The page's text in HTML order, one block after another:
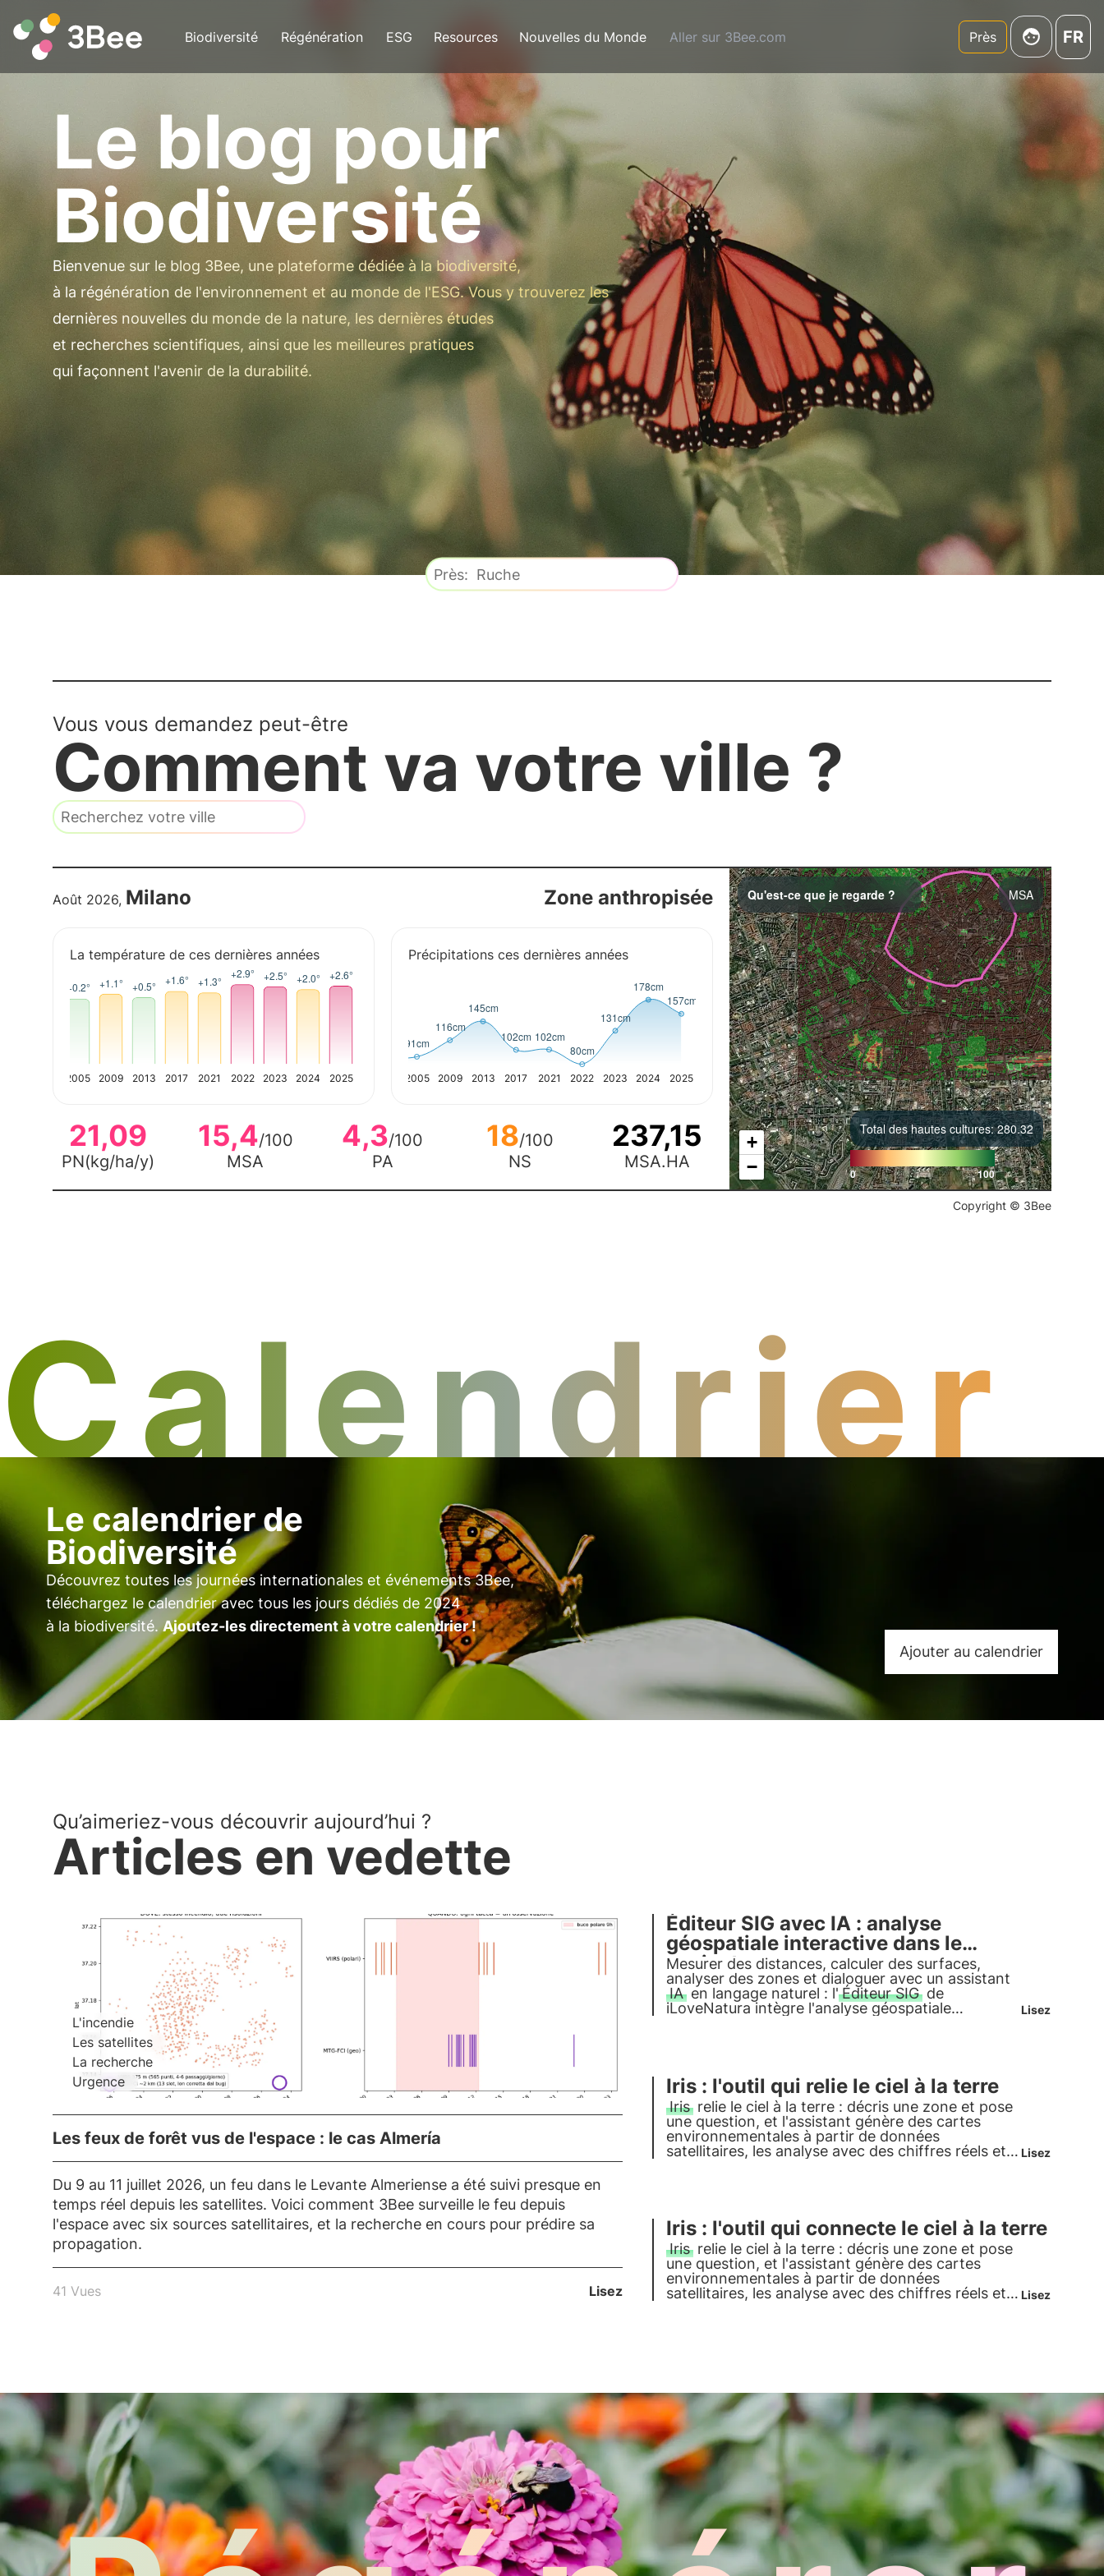
Biodiversité Régénération ESG Resources Nouvelles du Monde Aller sur 3Bee.com Près FR
Le blog pour
Biodiversité
Bienvenue sur le blog 3Bee, une plateforme dédiée à la biodiversité,
à la régénération de l'environnement et au monde de l'ESG. Vous y trouverez les
dernières nouvelles du monde de la nature, les dernières études
et recherches scientifiques, ainsi que les meilleures pratiques
qui façonnent l'avenir de la durabilité.
Vous vous demandez peut-être
Comment va votre ville ?
Août 2026, Milano Zone anthropisée
+
−
Qu'est-ce que je regarde ?
L'MSAc'est un indicateur
de l'intégrité de la
biodiversité, définie comme
l'abondance moyenne des
espèces d'origine par
rapport à leur abondance
dans des écosystèmes non
perturbés.
MSA
Total des hautes cultures: 280.32
0 100
La température de ces dernières années Précipitations ces dernières années
21,09
PN(kg/ha/y)
15,4/100
MSA
4,3/100
PA
18/100
NS
237,15
MSA.HA
Copyright © 3Bee
Calendrier
Le calendrier de
Biodiversité
Découvrez toutes les journées internationales et événements 3Bee,
téléchargez le calendrier avec tous les jours dédiés de 2024
à la biodiversité.Ajoutez-les directement à votre calendrier !
Ajouter au calendrier
Qu’aimeriez-vous découvrir aujourd’hui ?
Articles en vedette
L'incendie
Les satellites
La recherche
Urgence
Les feux de forêt vus de l'espace : le cas Almería
Du 9 au 11 juillet 2026, un feu dans le Levante Almeriense a été suivi presque en
temps réel depuis les satellites. Voici comment 3Bee surveille le feu depuis
l'espace avec six sources satellitaires, et la recherche en cours pour prédire sa
propagation.
41 Vues Lisez
Éditeur SIG avec IA : analyse
géospatiale interactive dans le
navigateur
Mesurer des distances, calculer des surfaces,
analyser des zones et dialoguer avec un assistant
IA en langage naturel : l'Éditeur SIG de
iLoveNatura intègre l'analyse géospatiale
Lisez
Iris : l'outil qui relie le ciel à la terre
Iris relie le ciel à la terre : décris une zone et pose
une question, et l'assistant génère des cartes
environnementales à partir de données
satellitaires, les analyse avec des chiffres réels et
Lisez
Iris : l'outil qui connecte le ciel à la terre
Iris relie le ciel à la terre : décris une zone et pose
une question, et l'assistant génère des cartes
environnementales à partir de données
satellitaires, les analyse avec des chiffres réels et
Lisez